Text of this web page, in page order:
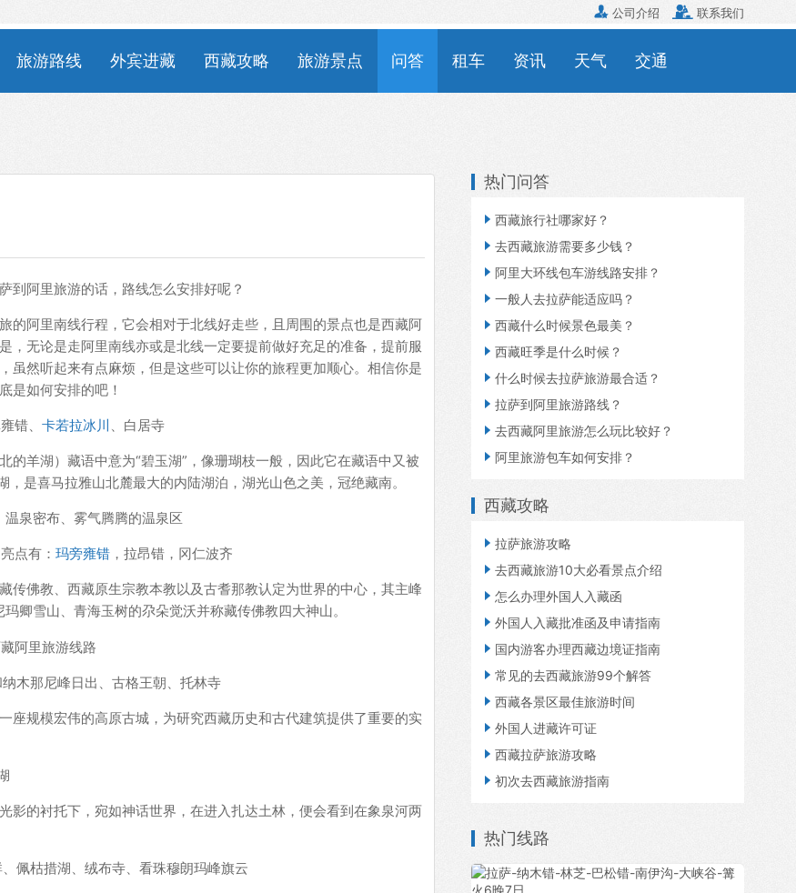
 公司介绍  联系我们
旅游路线 外宾进藏 西藏攻略 旅游景点 问答 租车 资讯 天气 交通
到阿里旅游的话，路线怎么安排好呢？
的阿里南线行程，它会相对于北线好走些，且周围的景点也是西藏阿
，无论是走阿里南线亦或是北线一定要提前做好充足的准备，提前服
，虽然听起来有点麻烦，但是这些可以让你的旅程更加顺心。相信你是
是如何安排的吧！
错、 卡若拉冰川 、白居寺
羊湖）藏语中意为“碧玉湖”，像珊瑚枝一般，因此它在藏语中又被
是喜马拉雅山北麓最大的内陆湖泊，湖光山色之美，冠绝藏南。
泉密布、雾气腾腾的温泉区
点有： 玛旁雍错 ，拉昂错，冈仁波齐
传佛教、西藏原生宗教本教以及古耆那教认定为世界的中心，其主峰
卿雪山、青海玉树的尕朵觉沃并称藏传佛教四大神山。
木那尼峰日出、古格王朝、托林寺
座规模宏伟的高原古城，为研究西藏历史和古代建筑提供了重要的实
影的衬托下，宛如神话世界，在进入扎达土林，便会看到在象泉河两
佩枯措湖、绒布寺、看珠穆朗玛峰旗云
热门问答
 西藏旅行社哪家好？
 去西藏旅游需要多少钱？
 阿里大环线包车游线路安排？
 一般人去拉萨能适应吗？
 西藏什么时候景色最美？
 西藏旺季是什么时候？
 什么时候去拉萨旅游最合适？
 拉萨到阿里旅游路线？
 去西藏阿里旅游怎么玩比较好？
 阿里旅游包车如何安排？
西藏攻略
 拉萨旅游攻略
 去西藏旅游10大必看景点介绍
 怎么办理外国人入藏函
 外国人入藏批准函及申请指南
 国内游客办理西藏边境证指南
 常见的去西藏旅游99个解答
 西藏各景区最佳旅游时间
 外国人进藏许可证
 西藏拉萨旅游攻略
 初次去西藏旅游指南
热门线路